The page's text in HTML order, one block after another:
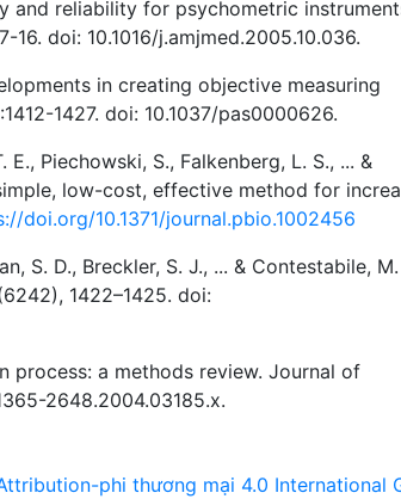
and reliability for psychometric
doi: 10.1016/j.amjmed.2005.10.036.
in creating objective measuring
1427. doi: 10.1037/pas0000626.
Piechowski, S., Falkenberg, L. S., ... &
low-cost, effective method for
doi.org/10.1371/journal.pbio.1002456
S. D., Breckler, S. J., ... & Contestabile, M.
1422–1425. doi:
process: a methods review. Journal of
2648.2004.03185.x.
phi thương mại 4.0 International